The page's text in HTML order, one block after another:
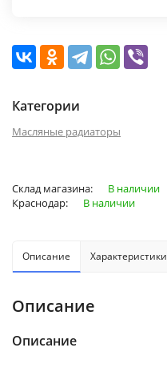
Категории
Масляные радиаторы
Склад магазина:
В наличии
Краснодар:
В наличии
Описание Характеристики
Описание
Описание